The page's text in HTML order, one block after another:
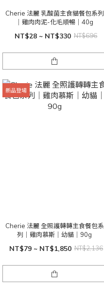
Cherie 法麗 乳酸菌主食貓餐包系列
｜雞肉肉泥-化毛順暢｜40g
NT$28 ~ NT$330 NT$696
新品登場
Cherie 法麗 全照護轉轉主食餐包系
列｜雞肉慕斯｜幼貓｜90g
NT$79 ~ NT$1,850 NT$2,136